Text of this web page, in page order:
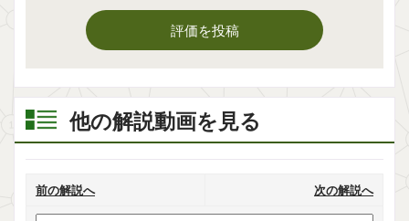
評価を投稿
他の解説動画を見る
前の解説へ 次の解説へ